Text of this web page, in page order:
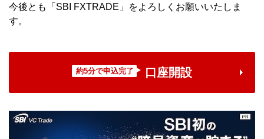
今後とも「SBI FXTRADE」をよろしくお願いいたしま
す。
約5分で申込完了 口座開設